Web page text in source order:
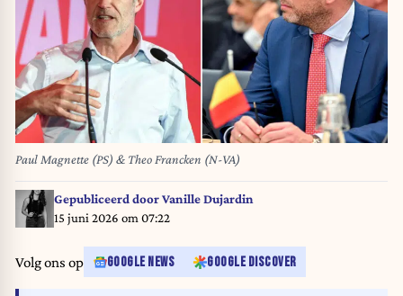
Paul Magnette (PS) & Theo Francken (N-VA)
Gepubliceerd doorVanille Dujardin
15 juni 2026 om 07:22
Volg ons op GOOGLE NEWS GOOGLE DISCOVER